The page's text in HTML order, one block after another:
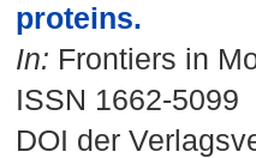
proteins.
In: Frontiers in
ISSN 1662-5099
DOI der